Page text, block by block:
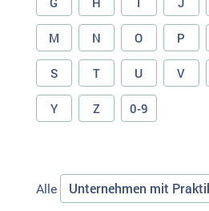
M N O P
S T U V
Y Z 0-9
Alle Unternehmen mit